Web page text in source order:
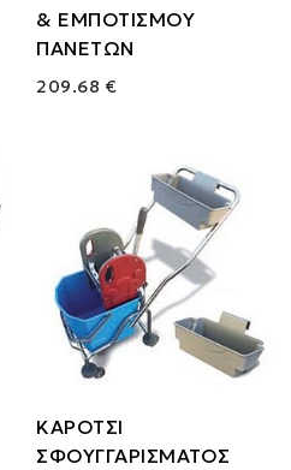
& ΕΜΠΟΤΙΣΜΟΥ
ΠΑΝΕΤΩΝ
209.68 €
ΚΑΡΟΤΣΙ
ΣΦΟΥΓΓΑΡΙΣΜΑΤΟΣ